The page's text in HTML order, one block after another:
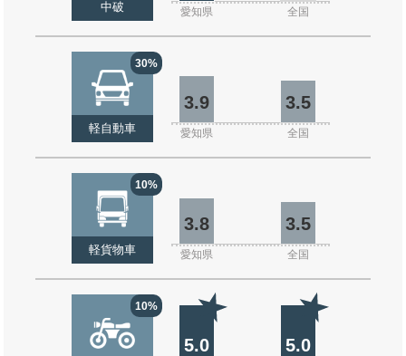
中破 愛知県 全国
30%
軽自動車
3.9 3.5
愛知県 全国
10%
軽貨物車
3.8 3.5
愛知県 全国
10%
5.0 5.0